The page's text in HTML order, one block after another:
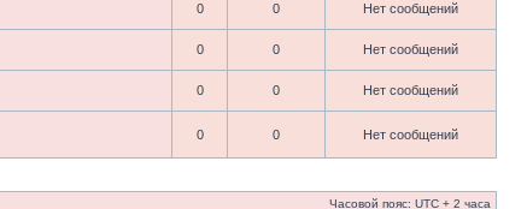
0 0 Нет сообщений
0 0 Нет сообщений
0 0 Нет сообщений
0 0 Нет сообщений
Часовой пояс: UTC + 2 часа